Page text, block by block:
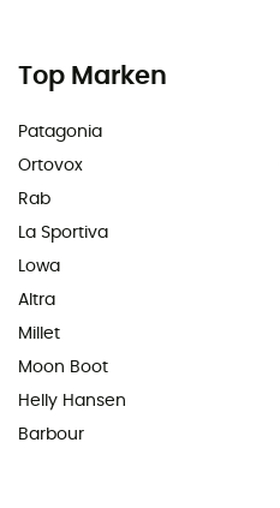
Top Marken
Patagonia
Ortovox
Rab
La Sportiva
Lowa
Altra
Millet
Moon Boot
Helly Hansen
Barbour